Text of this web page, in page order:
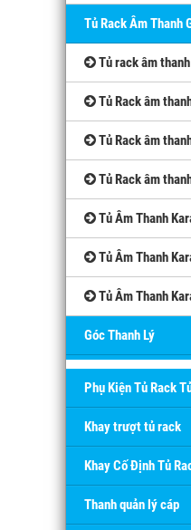
Tủ Rack Âm Thanh
Tủ rack âm
Tủ Rack âm
Tủ Rack âm
Tủ Rack âm
Tủ Âm Thanh
Tủ Âm Thanh
Tủ Âm Thanh
Góc Thanh Lý
Phụ Kiện Tủ Rack
Khay trượt tủ rack
Khay Cố Định Tủ
Thanh quản lý cáp